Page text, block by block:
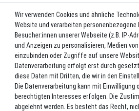
4,90 EUR*
Lieferzeit ca. 2-3 Werktage.
In den
Wir verwenden Cookies und ähnliche
Website und verarbeiten personenbezogene
Besucher:innen unserer Webseite (z.B. IP-
und Anzeigen zu personalisieren, Medien
einzubinden oder Zugriffe auf unsere
Datenverarbeitung erfolgt erst durch
diese Daten mit Dritten, die wir in den
Die Datenverarbeitung kann mit Einwilligung
berechtigten Interesses erfolgen. Die
abgelehnt werden. Es besteht das Recht,